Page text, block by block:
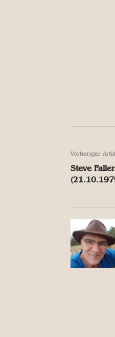
Vorheriger
Steve